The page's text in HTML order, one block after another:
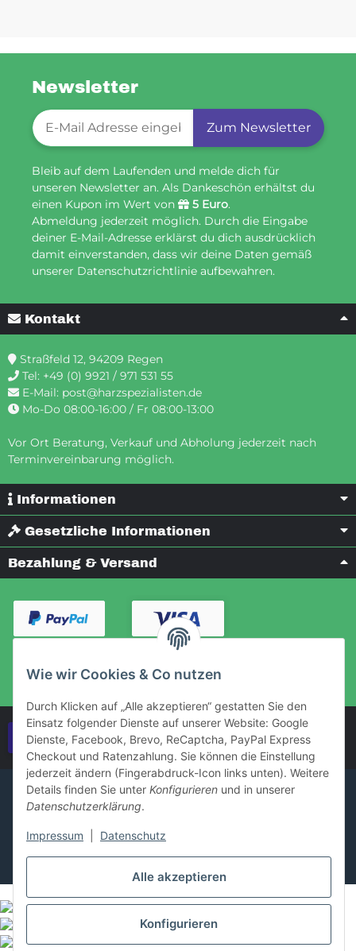
Alle akzeptieren
Konfigurieren
Wie wir Cookies & Co nutzen
Durch Klicken auf „Alle akzeptieren“ gestatten Sie den
Einsatz folgender Dienste auf unserer Website: Google
Dienste, Facebook, Brevo, ReCaptcha, PayPal Express
Checkout und Ratenzahlung. Sie können die Einstellung
jederzeit ändern (Fingerabdruck-Icon links unten). Weitere
Details finden Sie unter Konfigurieren und in unserer
Datenschutzerklärung.
Impressum Datenschutz
Newsletter
Newsletter-Registrierung
Zum Newsletter
Bleib auf dem Laufenden und melde dich für
unseren Newsletter an. Als Dankeschön erhältst du
einen Kupon im Wert von
5 Euro.
Abmeldung jederzeit möglich. Durch die Eingabe
deiner E-Mail-Adresse erklärst du dich ausdrücklich
damit einverstanden, dass wir deine Daten gemäß
unserer Datenschutzrichtlinie aufbewahren.
Kontakt
Straßfeld 12, 94209 Regen
Tel: +49 (0) 9921 / 971 531 55
E-Mail: post@harzspezialisten.de
Mo-Do 08:00-16:00 / Fr 08:00-13:00
Vor Ort Beratung, Verkauf und Abholung jederzeit nach
Terminvereinbarung möglich.
Informationen
Gesetzliche Informationen
Bezahlung & Versand
Vertrag widerrufen